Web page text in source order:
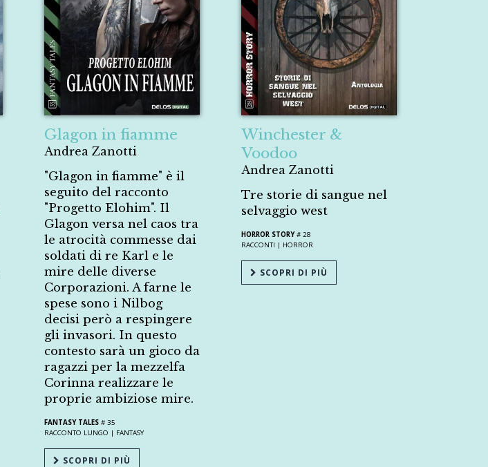
Glagon in fiamme
Andrea Zanotti
"Glagon in fiamme" è il
seguito del racconto
"Progetto Elohim". Il
Glagon versa nel caos tra
le atrocità commesse dai
soldati di re Karl e le
mire delle diverse
Corporazioni. A farne le
spese sono i Nilbog
decisi però a respingere
gli invasori. In questo
contesto sarà un gioco da
ragazzi per la mezzelfa
Corinna realizzare le
proprie ambiziose mire.
FANTASY TALES # 35
RACCONTO LUNGO | FANTASY
SCOPRI DI PIÙ
Winchester &
Voodoo
Andrea Zanotti
Tre storie di sangue nel
selvaggio west
HORROR STORY# 28
RACCONTI | HORROR
SCOPRI DI PIÙ